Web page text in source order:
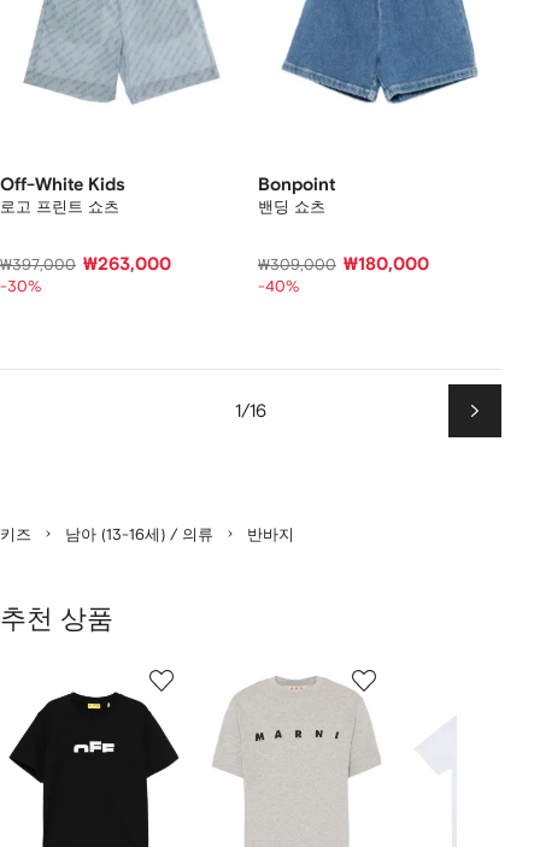
Off-White Kids
로고 프린트 쇼츠
₩397,000 ₩263,000
-30%
Bonpoint
밴딩 쇼츠
₩309,000 ₩180,000
-40%
1/16
다
음
키즈 남아 (13-16세) / 의류 반바지
추천 상품